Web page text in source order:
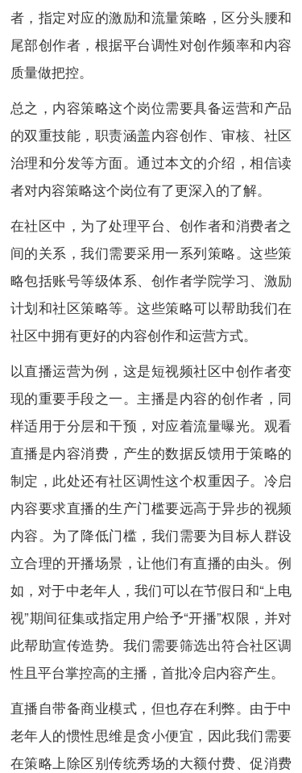
者，指定对应的激励和流量策略，区分头腰和
尾部创作者，根据平台调性对创作频率和内容
质量做把控。
总之，内容策略这个岗位需要具备运营和产品
的双重技能，职责涵盖内容创作、审核、社区
治理和分发等方面。通过本文的介绍，相信读
者对内容策略这个岗位有了更深入的了解。
在社区中，为了处理平台、创作者和消费者之
间的关系，我们需要采用一系列策略。这些策
略包括账号等级体系、创作者学院学习、激励
计划和社区策略等。这些策略可以帮助我们在
社区中拥有更好的内容创作和运营方式。
以直播运营为例，这是短视频社区中创作者变
现的重要手段之一。主播是内容的创作者，同
样适用于分层和干预，对应着流量曝光。观看
直播是内容消费，产生的数据反馈用于策略的
制定，此处还有社区调性这个权重因子。冷启
内容要求直播的生产门槛要远高于异步的视频
内容。为了降低门槛，我们需要为目标人群设
立合理的开播场景，让他们有直播的由头。例
如，对于中老年人，我们可以在节假日和“上电
视”期间征集或指定用户给予“开播”权限，并对
此帮助宣传造势。我们需要筛选出符合社区调
性且平台掌控高的主播，首批冷启内容产生。
直播自带备商业模式，但也存在利弊。由于中
老年人的惯性思维是贪小便宜，因此我们需要
在策略上除区别传统秀场的大额付费、促消费